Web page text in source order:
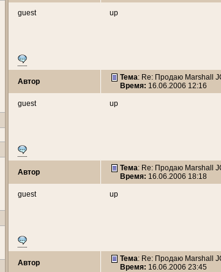
guest up
Автор Тема: Re: Продаю Marshall
Время: 16.06.2006 12:16
guest up
Автор Тема: Re: Продаю Marshall
Время: 16.06.2006 18:18
guest up
Автор Тема: Re: Продаю Marshall
Время: 16.06.2006 23:45